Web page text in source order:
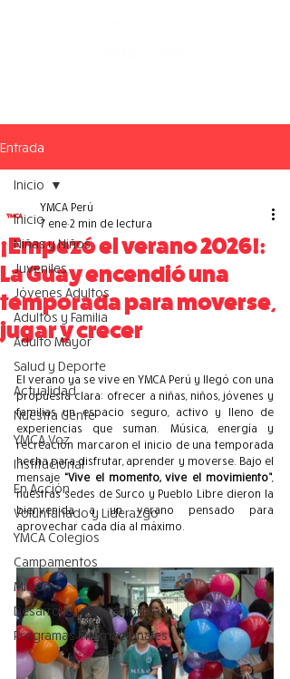
Entrada
Inicio
Niñas y Niños
Juveniles
Jóvenes Adultos
Adultos y Familia
Adulto Mayor
Salud y Deporte
Actualidad
Nuestra Gente
YMCA Voz
Institucional
En Acción
Voluntariado y Liderazgo
YMCA Colegios
Campamentos
Misión
Desarrollo y Sostenibilidad
Programas Internacionales
Inicio
¡Empezó el verano 2026!:
La Guay encendió una
temporada para moverse,
jugar y crecer
YMCA Perú
7 ene 2 min de lectura
El verano ya se vive en YMCA Perú y llegó con una
propuesta clara: ofrecer a niñas, niños, jóvenes y
familias un espacio seguro, activo y lleno de
experiencias que suman. Música, energía y
recreación marcaron el inicio de una temporada
hecha para disfrutar, aprender y moverse. Bajo el
mensaje “Vive el momento, vive el movimiento”,
nuestras sedes de Surco y Pueblo Libre dieron la
bienvenida a un verano pensado para
aprovechar cada día al máximo.